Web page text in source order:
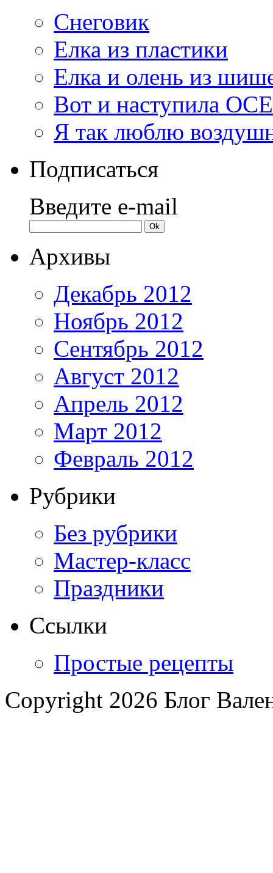
Снеговик
Елка из пластики
Елка и олень из
Вот и наступила
Я так люблю
Подписаться
Введите e-mail
Архивы
Декабрь 2012
Ноябрь 2012
Сентябрь 2012
Август 2012
Апрель 2012
Март 2012
Февраль 2012
Рубрики
Без рубрики
Мастер-класс
Праздники
Ссылки
Простые рецепты
Copyright 2026 Блог